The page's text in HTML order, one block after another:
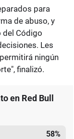
para
de abuso, y
del Código
Les
ningún
finalizó.
en Red Bull
58%